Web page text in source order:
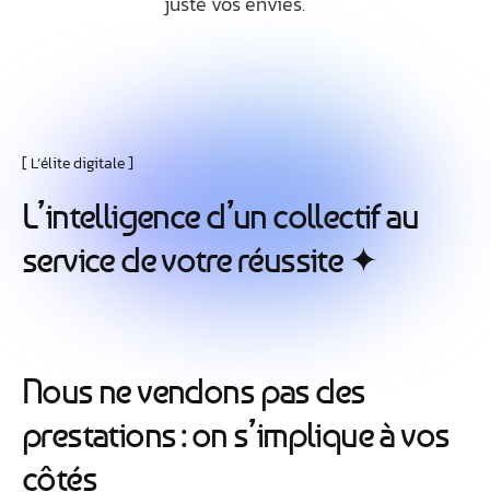
L’élite digitale
L’intelligenced’uncollectifau
servicedevotreréussite ✦
Nousnevendons pasdes
prestations:ons’impliqueàvos
côtés